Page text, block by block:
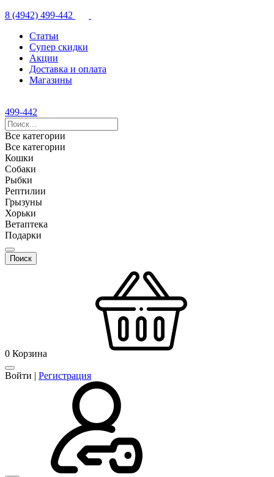
8 (4942) 499-442
Статьи
Супер скидки
Акции
Доставка и оплата
Магазины
499-442
Все категории
Все категории
Кошки
Собаки
Рыбки
Рептилии
Грызуны
Хорьки
Ветаптека
Подарки
0 Корзина
Войти | Регистрация